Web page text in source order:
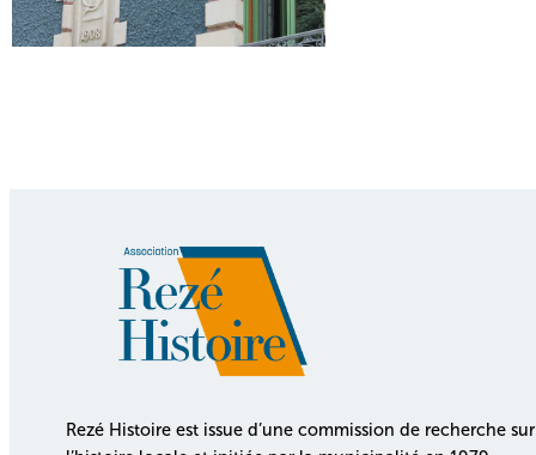
Rezé Histoire est issue d’une commission de recherche sur